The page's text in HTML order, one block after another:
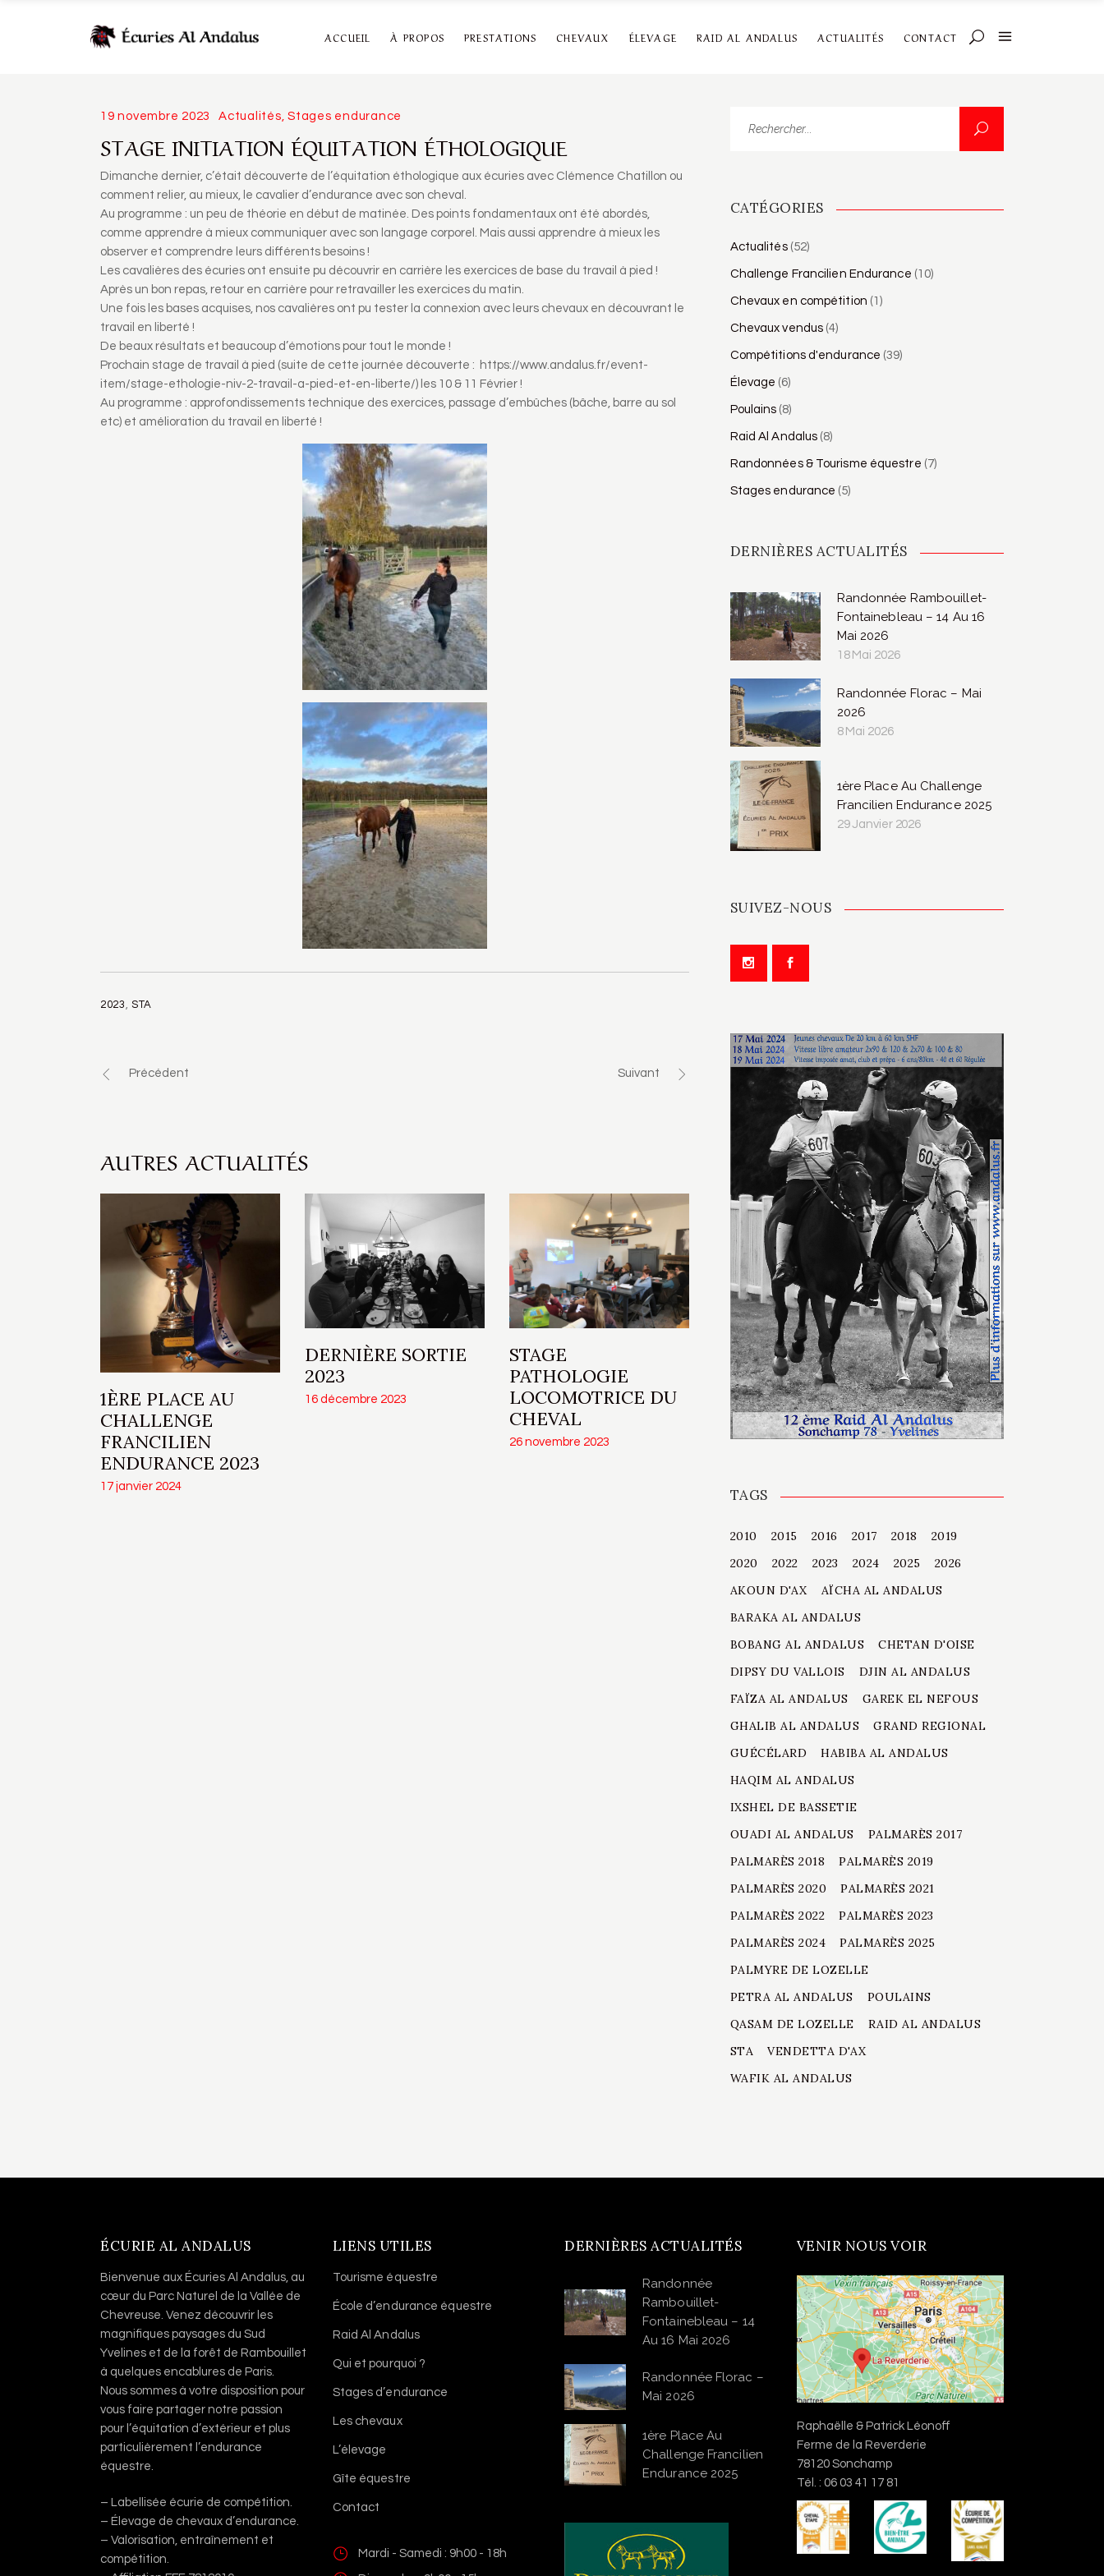
ACCUEIL À PROPOS PRESTATIONS CHEVAUX ÉLEVAGE RAID AL ANDALUS ACTUALITÉS CONTACT
19 novembre 2023 Actualités, Stages endurance
STAGE INITIATION ÉQUITATION ÉTHOLOGIQUE
Dimanche dernier, c’était découverte de l’équitation éthologique aux écuries avec Clémence Chatillon ou
comment relier, au mieux, le cavalier d’endurance avec son cheval.
Au programme : un peu de théorie en début de matinée. Des points fondamentaux ont été abordés,
comme apprendre à mieux communiquer avec son langage corporel. Mais aussi apprendre à mieux les
observer et comprendre leurs différents besoins !
Les cavalières des écuries ont ensuite pu découvrir en carrière les exercices de base du travail à pied !
Après un bon repas, retour en carrière pour retravailler les exercices du matin.
Une fois les bases acquises, nos cavalières ont pu tester la connexion avec leurs chevaux en découvrant le
travail en liberté !
De beaux résultats et beaucoup d’émotions pour tout le monde !
Prochain stage de travail à pied (suite de cette journée découverte : https://www.andalus.fr/event-
item/stage-ethologie-niv-2-travail-a-pied-et-en-liberte/) les 10 & 11 Février !
Au programme : approfondissements technique des exercices, passage d’embûches (bâche, barre au sol
etc) et amélioration du travail en liberté !
2023, STA
Précédent Suivant
AUTRES ACTUALITÉS
1ÈRE PLACE AU
CHALLENGE
FRANCILIEN
ENDURANCE 2023
17 janvier 2024
DERNIÈRE SORTIE
2023
16 décembre 2023
STAGE
PATHOLOGIE
LOCOMOTRICE DU
CHEVAL
26 novembre 2023
CATÉGORIES
Actualités(52)
Challenge Francilien Endurance (10)
Chevaux en compétition (1)
Chevaux vendus (4)
Compétitions d'endurance (39)
Élevage (6)
Poulains (8)
Raid Al Andalus (8)
Randonnées & Tourisme équestre (7)
Stages endurance (5)
DERNIÈRES ACTUALITÉS
Randonnée Rambouillet-
Fontainebleau – 14 Au 16
Mai 2026
18 Mai 2026
Randonnée Florac – Mai
2026
8 Mai 2026
1ère Place Au Challenge
Francilien Endurance 2025
29 Janvier 2026
SUIVEZ-NOUS
TAGS
2010 2015 2016 2017 2018
2019
2020
2022 2023 2024 2025
2026
AKOUN D'AX
AÏCHA AL ANDALUS
BARAKA AL ANDALUS
BOBANG AL ANDALUS
CHETAN D'OISE
DIPSY DU VALLOIS
DJIN AL ANDALUS
FAÏZA AL ANDALUS
GAREK EL NEFOUS
GHALIB AL ANDALUS
GRAND REGIONAL
GUÉCÉLARD
HABIBA AL ANDALUS
HAQIM AL ANDALUS
IXSHEL DE BASSETIE
OUADI AL ANDALUS
PALMARÈS 2017
PALMARÈS 2018
PALMARÈS 2019
PALMARÈS 2020
PALMARÈS 2021
PALMARÈS 2022
PALMARÈS 2023
PALMARÈS 2024
PALMARÈS 2025
PALMYRE DE LOZELLE
PETRA AL ANDALUS
POULAINS
QASAM DE LOZELLE
RAID AL ANDALUS
STA
VENDETTA D'AX
WAFIK AL ANDALUS
ÉCURIE AL ANDALUS
Bienvenue aux Écuries Al Andalus, au
cœur du Parc Naturel de la Vallée de
Chevreuse. Venez découvrir les
magnifiques paysages du Sud
Yvelines et de la forêt de Rambouillet
à quelques encablures de Paris.
Nous sommes à votre disposition pour
vous faire partager notre passion
pour l’équitation d’extérieur et plus
particulièrement l’endurance
équestre.
– Labellisée écurie de compétition.
– Élevage de chevaux d’endurance.
– Valorisation, entraînement et
compétition.
LIENS UTILES
Tourisme équestre
École d’endurance équestre
Raid Al Andalus
Qui et pourquoi ?
Stages d’endurance
Les chevaux
L’élevage
Gîte équestre
Contact
Mardi - Samedi : 9h00 - 18h
DERNIÈRES ACTUALITÉS
Randonnée
Rambouillet-
Fontainebleau – 14
Au 16 Mai 2026
Randonnée Florac –
Mai 2026
1ère Place Au
Challenge Francilien
Endurance 2025
VENIR NOUS VOIR
Raphaëlle & Patrick Léonoff
Ferme de la Reverderie
78120 Sonchamp
Tél. : 06 03 41 17 81